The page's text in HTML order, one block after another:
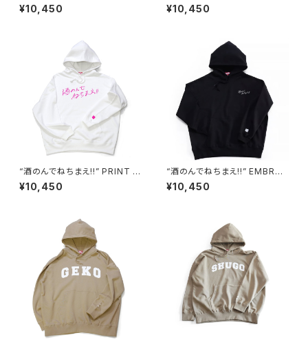
OODIE black/white
¥10,450 DERED HOODIE white/pink
¥10,450
“酒のんでねちまえ!!” PRINT H
OODIE white/pink
¥10,450
“酒のんでねちまえ!!” EMBROI
DERED HOODIE black/whit
e
¥10,450